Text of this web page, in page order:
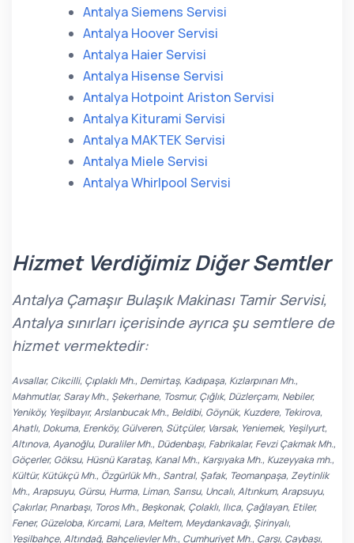
Antalya Siemens Servisi
Antalya Hoover Servisi
Antalya Haier Servisi
Antalya Hisense Servisi
Antalya Hotpoint Ariston Servisi
Antalya Kiturami Servisi
Antalya MAKTEK Servisi
Antalya Miele Servisi
Antalya Whirlpool Servisi
Hizmet Verdiğimiz Diğer Semtler
Antalya Çamaşır Bulaşık Makinası Tamir Servisi,
Antalya sınırları içerisinde ayrıca şu semtlere de
hizmet vermektedir:
Avsallar, Cikcilli, Çıplaklı Mh., Demirtaş, Kadıpaşa, Kızlarpınarı Mh.,
Mahmutlar, Saray Mh., Şekerhane, Tosmur, Çığlık, Düzlerçamı, Nebiler,
Yeniköy, Yeşilbayır, Arslanbucak Mh., Beldibi, Göynük, Kuzdere, Tekirova,
Ahatlı, Dokuma, Erenköy, Gülveren, Sütçüler, Varsak, Yeniemek, Yeşilyurt,
Altınova, Ayanoğlu, Duraliler Mh., Düdenbaşı, Fabrikalar, Fevzi Çakmak Mh.,
Göçerler, Göksu, Hüsnü Karataş, Kanal Mh., Karşıyaka Mh., Kuzeyyaka mh.,
Kültür, Kütükçü Mh., Özgürlük Mh., Santral, Şafak, Teomanpaşa, Zeytinlik
Mh., Arapsuyu, Gürsu, Hurma, Liman, Sarısu, Uncalı, Altınkum, Arapsuyu,
Çakırlar, Pınarbaşı, Toros Mh., Beşkonak, Çolaklı, Ilıca, Çağlayan, Etiler,
Fener, Güzeloba, Kırcami, Lara, Meltem, Meydankavağı, Şirinyalı,
Yeşilbahçe, Altındağ, Bahçelievler Mh., Cumhuriyet Mh., Çarşı, Çaybaşı,